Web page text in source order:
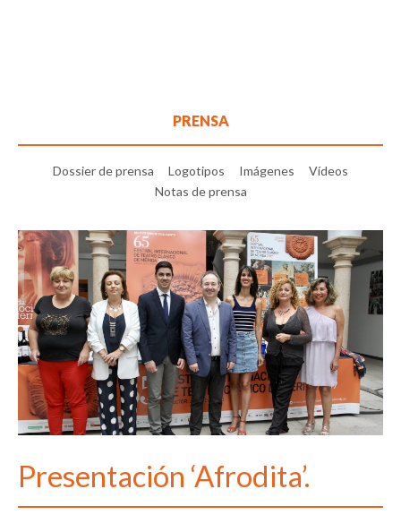
PRENSA
Dossier de prensa Logotipos Imágenes
Vídeos
Notas de prensa
Presentación ‘Afrodita’.